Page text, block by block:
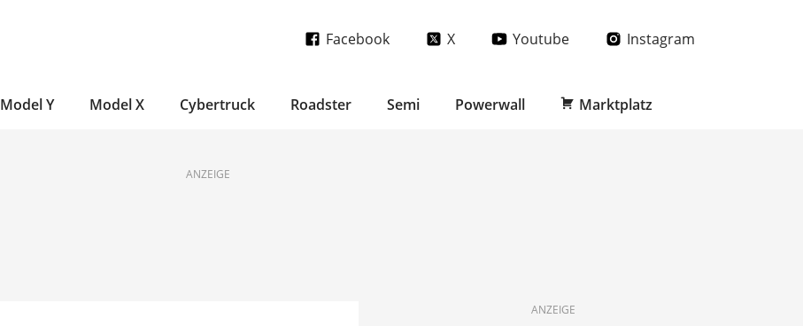
Facebook X Youtube Instagram
Model Y Model X Cybertruck Roadster Semi Powerwall Marktplatz
ANZEIGE
ANZEIGE